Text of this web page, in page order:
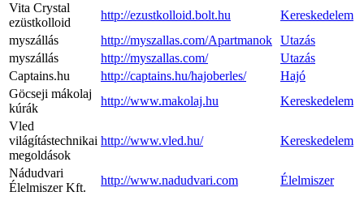
Vita Crystal
ezüstkolloid
http://ezustkolloid.bolt.hu
Kereskedelem
myszállás
http://myszallas.com/Apartmanok Utazás
myszállás
http://myszallas.com/
Utazás
Captains.hu
http://captains.hu/hajoberles/
Hajó
Göcseji mákolaj
kúrák
http://www.makolaj.hu
Kereskedelem
Vled
világítástechnikai
megoldások
http://www.vled.hu/ Kereskedelem
Nádudvari
Élelmiszer Kft.
http://www.nadudvari.com Élelmiszer